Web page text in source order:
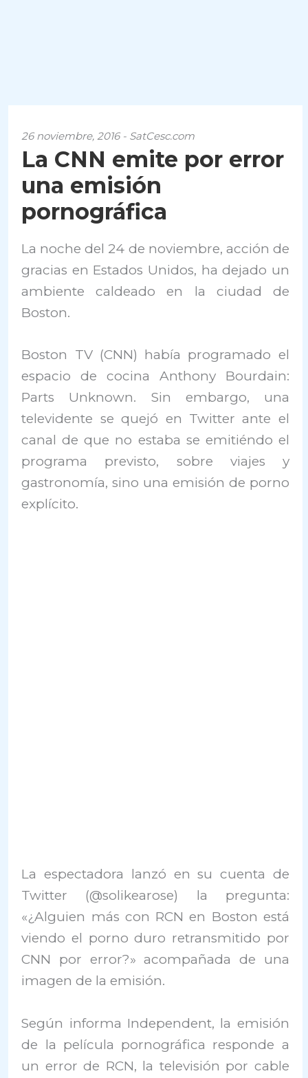
26 noviembre, 2016 - SatCesc.com
La CNN emite por error
una emisión
pornográfica
La noche del 24 de noviembre, acción de
gracias en Estados Unidos, ha dejado un
ambiente caldeado en la ciudad de
Boston.
Boston TV (CNN) había programado el
espacio de cocina Anthony Bourdain:
Parts Unknown. Sin embargo, una
televidente se quejó en Twitter ante el
canal de que no estaba se emitiéndo el
programa previsto, sobre viajes y
gastronomía, sino una emisión de porno
explícito.
La espectadora lanzó en su cuenta de
Twitter (@solikearose) la pregunta:
«¿Alguien más con RCN en Boston está
viendo el porno duro retransmitido por
CNN por error?» acompañada de una
imagen de la emisión.
Según informa Independent, la emisión
de la película pornográfica responde a
un error de RCN, la televisión por cable